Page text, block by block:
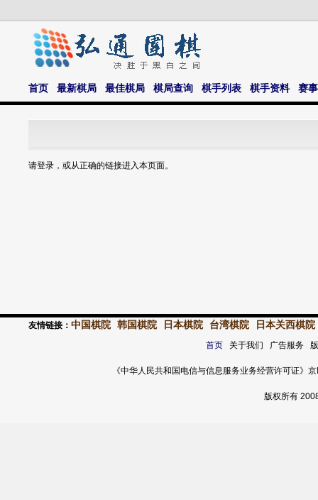
首页 最新棋局 最佳棋局 棋局查询 棋手列表 棋手资料 赛
请登录，或从正确的链接进入本页面。
友情链接： 中国棋院 韩国棋院 日本棋院 台湾棋院 日本关西棋院
首页关于我们 广告服务
《中华人民共和国电信与信息服务业务经营许可证
版权所有